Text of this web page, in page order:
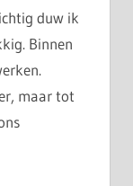
duw ik
Binnen
maar tot